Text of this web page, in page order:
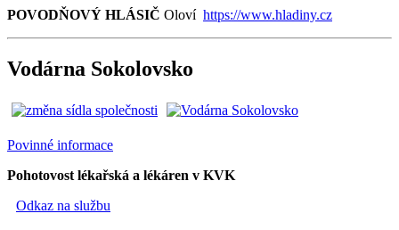
POVODŇOVÝ HLÁSIČ Oloví https://www.hladiny.cz
Vodárna Sokolovsko
Povinné informace
Pohotovost lékařská a lékáren v KVK
Odkaz na službu